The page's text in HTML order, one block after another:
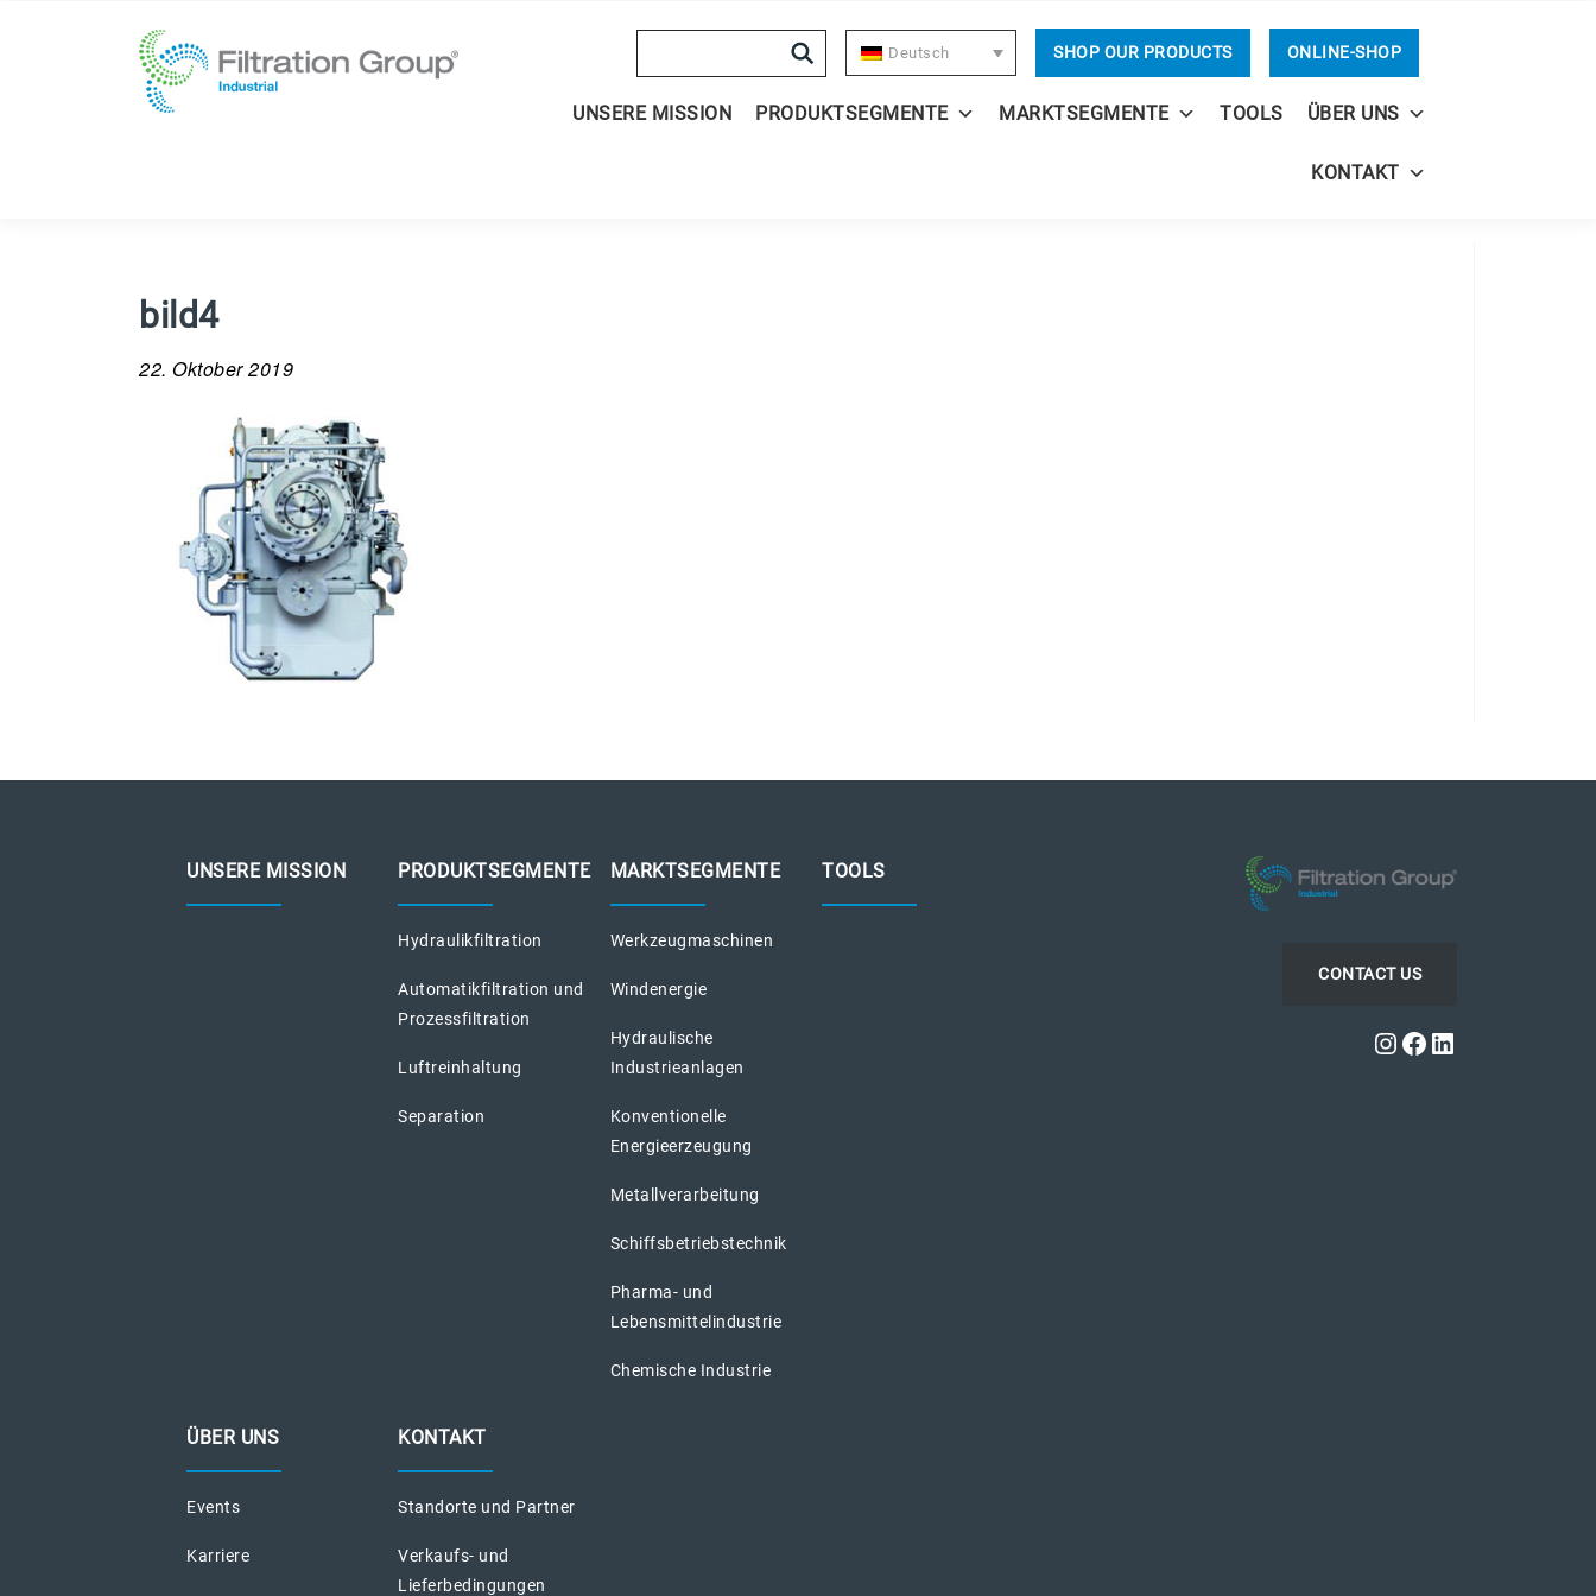
Deutsch SHOP OUR PRODUCTS ONLINE-SHOP
UNSERE MISSION PRODUKTSEGMENTE MARKTSEGMENTE TOOLS ÜBER UNS
KONTAKT
bild4
22. Oktober 2019
UNSERE MISSION PRODUKTSEGMENTE
Hydraulikfiltration
Automatikfiltration und
Prozessfiltration
Luftreinhaltung
Separation
MARKTSEGMENTE
Werkzeugmaschinen
Windenergie
Hydraulische
Industrieanlagen
Konventionelle
Energieerzeugung
Metallverarbeitung
Schiffsbetriebstechnik
Pharma- und
Lebensmittelindustrie
Chemische Industrie
TOOLS
ÜBER UNS
Events
Karriere
KONTAKT
Standorte und Partner
Verkaufs- und
Lieferbedingungen
CONTACT US
Instagram
Facebook
LinkedIn